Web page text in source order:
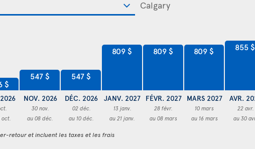
$
oct.
547 $
NOV. 2026
30 nov.
au 08 déc.
547 $
DÉC. 2026
02 déc.
au 10 déc.
809 $
JANV. 2027
13 janv.
au 21 janv.
809 $
FÉVR. 2027
28 févr.
au 08 mars
809 $
MARS 2027
10 mars
au 16 mars
855 $
AVR.
22 avr.
au 30
retour et incluent les taxes et les frais